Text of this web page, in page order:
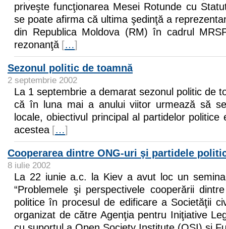
priveşte funcţionarea Mesei Rotunde cu
se poate afirma că ultima şedinţă a
din Republica Moldova (RM) în cadrul
rezonanţă […]
Sezonul politic de toamnă
2 septembrie 2002
La 1 septembrie a demarat sezonul politic de
că în luna mai a anului viitor urmează să
locale, obiectivul principal al partidelor politice
acestea […]
Cooperarea dintre ONG-uri şi partidele
8 iulie 2002
La 22 iunie a.c. la Kiev a avut loc un
“Problemele şi perspectivele cooperării
politice în procesul de edificare a Societăţii
organizat de către Agenţia pentru Iniţiative